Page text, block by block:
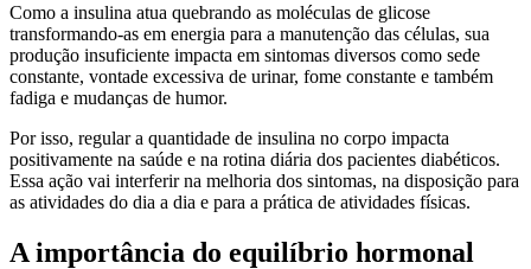
Como a insulina atua quebrando as moléculas de glicose
transformando-as em energia para a manutenção das células, sua
produção insuficiente impacta em sintomas diversos como sede
constante, vontade excessiva de urinar, fome constante e também
fadiga e mudanças de humor.
Por isso, regular a quantidade de insulina no corpo impacta
positivamente na saúde e na rotina diária dos pacientes diabéticos.
Essa ação vai interferir na melhoria dos sintomas, na disposição para
as atividades do dia a dia e para a prática de atividades físicas.
A importância do equilíbrio hormonal